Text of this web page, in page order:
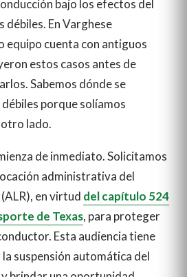
bajo los efectos del
débiles. En Varghese
equipo cuenta con antiguos
estos casos antes de
Sabemos dónde se
porque solíamos
lado.
de inmediato. Solicitamos
administrativa del
en virtud del capítulo 524
de Texas, para proteger
Esta audiencia tiene
suspensión automática del